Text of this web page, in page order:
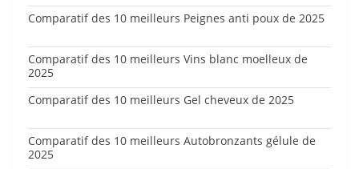
Comparatif des 10 meilleurs Peignes anti poux de 2025
Comparatif des 10 meilleurs Vins blanc moelleux de
2025
Comparatif des 10 meilleurs Gel cheveux de 2025
Comparatif des 10 meilleurs Autobronzants gélule de
2025